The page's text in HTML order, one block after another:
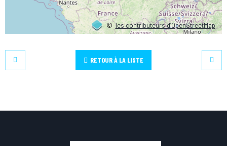
©les contributeurs d’OpenStreetMap
RETOUR À LA LISTE